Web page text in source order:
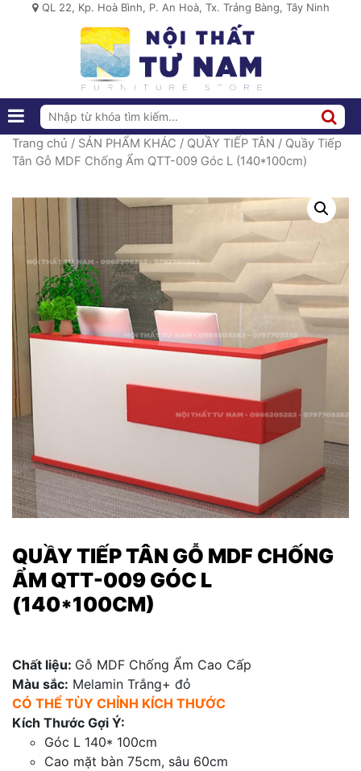
QL 22, Kp. Hoà Bình, P. An Hoà, Tx. Trảng Bàng, Tây Ninh
Trang chủ / SẢN PHẨM KHÁC / QUẦY TIẾP TÂN / Quầy Tiếp
Tân Gỗ MDF Chống Ẩm QTT-009 Góc L (140*100cm)
QUẦY TIẾP TÂN GỖ MDF CHỐNG
ẨM QTT-009 GÓC L
(140*100CM)
Chất liệu: Gỗ MDF Chống Ẩm Cao Cấp
Màu sắc: Melamin Trắng+ đỏ
CÓ THỂ TÙY CHỈNH KÍCH THƯỚC
Kích Thước Gợi Ý:
Góc L 140* 100cm
Cao mặt bàn 75cm, sâu 60cm